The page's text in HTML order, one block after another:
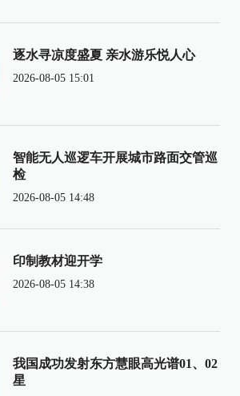
逐水寻凉度盛夏 亲水游乐悦人心
2026-08-05 15:01
智能无人巡逻车开展城市路面交管巡
检
2026-08-05 14:48
印制教材迎开学
2026-08-05 14:38
我国成功发射东方慧眼高光谱01、02
星